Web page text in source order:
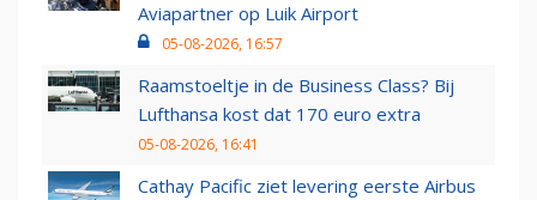
Aviapartner op Luik Airport
05-08-2026, 16:57
Raamstoeltje in de Business Class? Bij
Lufthansa kost dat 170 euro extra
05-08-2026, 16:41
Cathay Pacific ziet levering eerste Airbus